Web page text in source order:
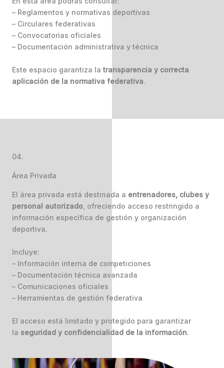
– Reglamentos y normativas deportivas
– Circulares federativas
– Convocatorias oficiales
– Documentación administrativa y técnica
Este espacio garantiza la transparencia y correcta
aplicación de la normativa federativa.
04.
Área Privada
El área privada está destinada a entrenadores, clubes y
personal autorizado , ofreciendo acceso restringido a
información específica de gestión y organización
deportiva.
Incluye:
– Información interna de competiciones
– Documentación técnica avanzada
– Comunicaciones oficiales
– Herramientas de gestión federativa
El acceso está limitado y protegido para garantizar
la seguridad y confidencialidad de la información.